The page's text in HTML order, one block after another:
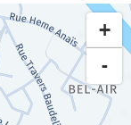
+
-